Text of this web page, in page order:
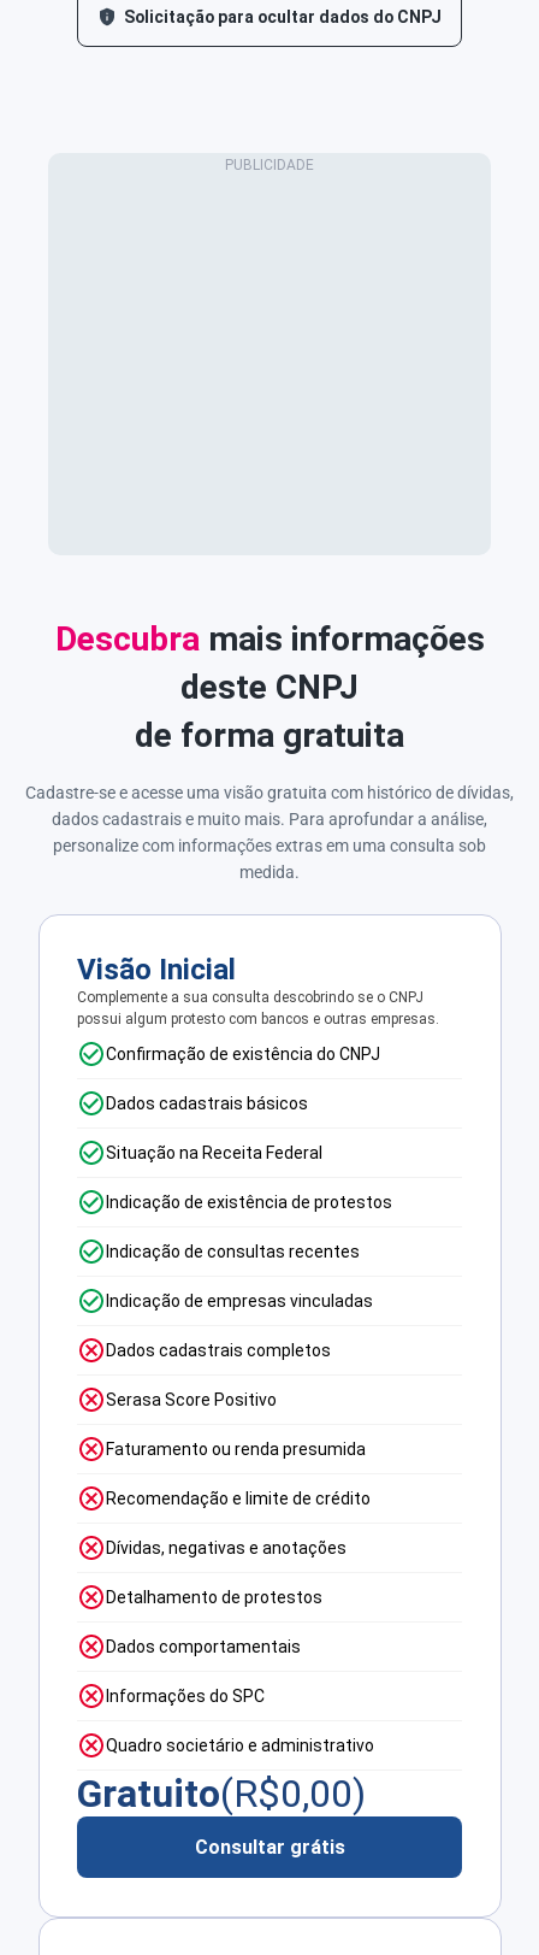
Solicitação para ocultar dados do CNPJ
Descubra mais informações
deste CNPJ
de forma gratuita
Cadastre-se e acesse uma visão gratuita com histórico de dívidas,
dados cadastrais e muito mais. Para aprofundar a análise,
personalize com informações extras em uma consulta sob
medida.
Visão Inicial
Complemente a sua consulta descobrindo se o CNPJ
possui algum protesto com bancos e outras empresas.
Confirmação de existência do CNPJ
Dados cadastrais básicos
Situação na Receita Federal
Indicação de existência de protestos
Indicação de consultas recentes
Indicação de empresas vinculadas
Dados cadastrais completos
Serasa Score Positivo
Faturamento ou renda presumida
Recomendação e limite de crédito
Dívidas, negativas e anotações
Detalhamento de protestos
Dados comportamentais
Informações do SPC
Quadro societário e administrativo
Gratuito(R$0,00)
Consultar grátis